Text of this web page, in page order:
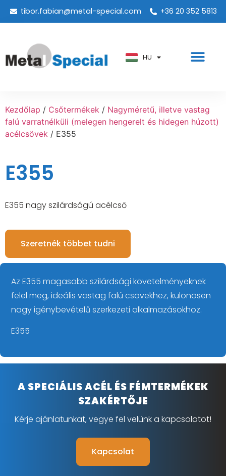
tibor.fabian@metal-special.com +36 20 352 5813
HU
PT
AR
Kezdőlap / Csőtermékek / Nagyméretű, illetve vastag
falú varratnélküli (melegen hengerelt és hidegen húzott)
acélcsövek / E355
E355
E355 nagy szilárdságú acélcső
Szeretnék többet tudni
Az E355 magasabb szilárdsági követelményeknek
felel meg, ideális vastag falú csövekhez, különösen
nagy igénybevételű szerkezeti alkalmazásokhoz.
E355
A SPECIÁLIS ACÉL ÉS FÉMTERMÉKEK
SZAKÉRTŐJE
Kérje ajánlatunkat, vegye fel velünk a kapcsolatot!
Kapcsolat